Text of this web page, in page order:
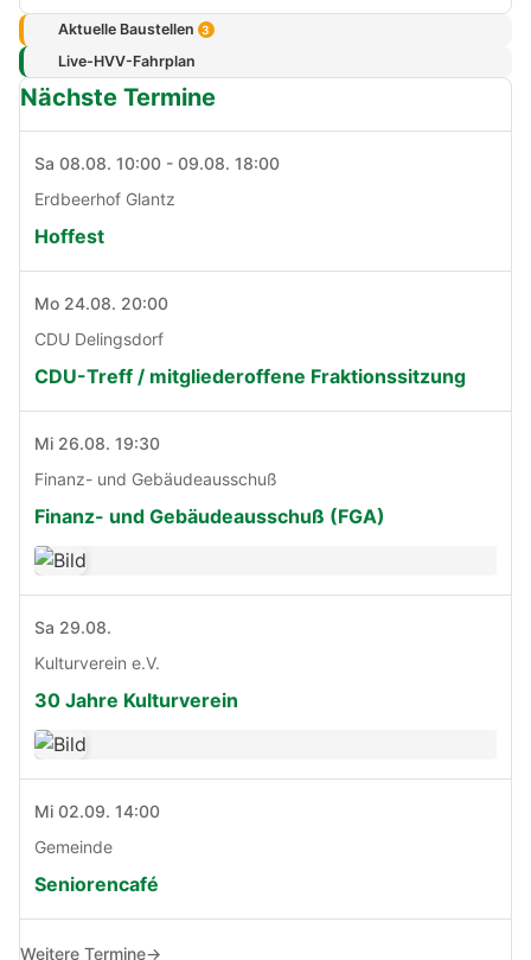
Aktuelle Baustellen 3
Live-HVV-Fahrplan
Nächste Termine
Sa 08.08. 10:00 - 09.08. 18:00
Erdbeerhof Glantz
Hoffest
Mo 24.08. 20:00
CDU Delingsdorf
CDU-Treff / mitgliederoffene Fraktionssitzung
Mi 26.08. 19:30
Finanz- und Gebäudeausschuß
Finanz- und Gebäudeausschuß (FGA)
Sa 29.08.
Kulturverein e.V.
30 Jahre Kulturverein
Mi 02.09. 14:00
Gemeinde
Seniorencafé
Weitere Termine→